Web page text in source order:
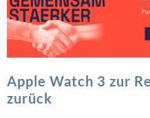
Apple Watch 3 zur
zurück